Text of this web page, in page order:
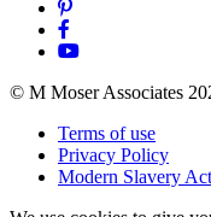
© M Moser Associates
Terms of use
Privacy Policy
Modern Slavery Act